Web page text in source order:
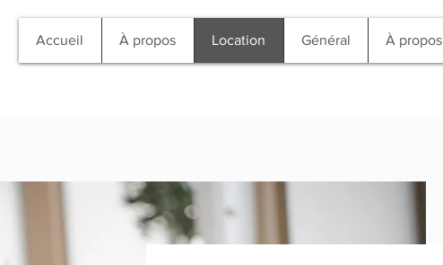
Accueil À propos Location Général À propos